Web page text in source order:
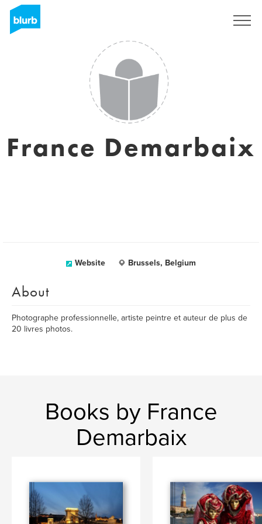
France Demarbaix
Website Brussels, Belgium
About
Photographe professionnelle, artiste peintre et auteur de plus de
20 livres photos.
Books by France
Demarbaix